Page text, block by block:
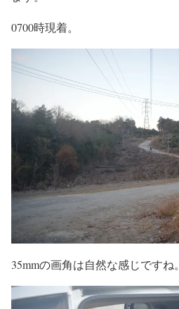
0700時現着。
35mmの画角は自然な感じですね。